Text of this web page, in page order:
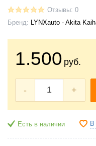
Отзывы: 0
Бренд: LYNXauto - Akita
1.500 руб.
- +
Есть в наличии В